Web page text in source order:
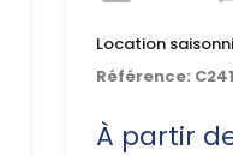
Location
Référence:
À partir